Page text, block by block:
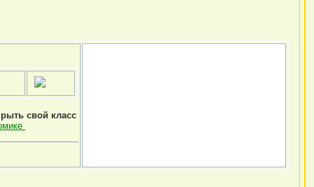
свой класс